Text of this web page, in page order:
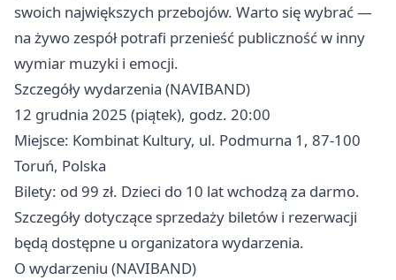
swoich największych przebojów. Warto się wybrać —
na żywo zespół potrafi przenieść publiczność w inny
wymiar muzyki i emocji.
Szczegóły wydarzenia (NAVIBAND)
12 grudnia 2025 (piątek), godz. 20:00
Miejsce: Kombinat Kultury, ul. Podmurna 1, 87-100
Toruń, Polska
Bilety: od 99 zł. Dzieci do 10 lat wchodzą za darmo.
Szczegóły dotyczące sprzedaży biletów i rezerwacji
będą dostępne u organizatora wydarzenia.
O wydarzeniu (NAVIBAND)